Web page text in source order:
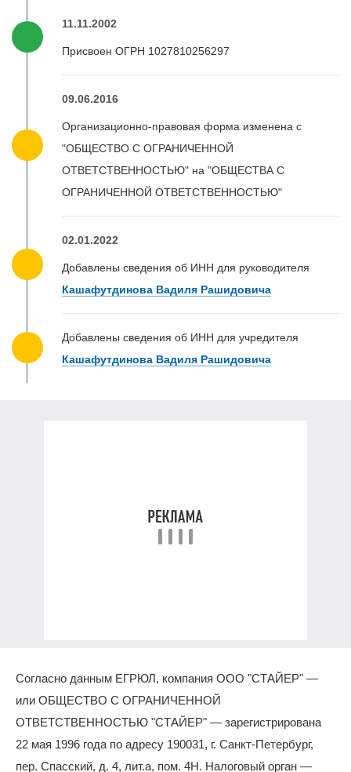
11.11.2002
Присвоен ОГРН 1027810256297
09.06.2016
Организационно-правовая форма изменена с
"ОБЩЕСТВО С ОГРАНИЧЕННОЙ
ОТВЕТСТВЕННОСТЬЮ" на "ОБЩЕСТВА С
ОГРАНИЧЕННОЙ ОТВЕТСТВЕННОСТЬЮ"
02.01.2022
Добавлены сведения об ИНН для руководителя
Кашафутдинова Вадиля Рашидовича
Добавлены сведения об ИНН для учредителя
Кашафутдинова Вадиля Рашидовича
Согласно данным ЕГРЮЛ, компания ООО "СТАЙЕР" —
или ОБЩЕСТВО С ОГРАНИЧЕННОЙ
ОТВЕТСТВЕННОСТЬЮ "СТАЙЕР" — зарегистрирована
22 мая 1996 года по адресу 190031, г. Санкт-Петербург,
пер. Спасский, д. 4, лит.а, пом. 4Н. Налоговый орган —